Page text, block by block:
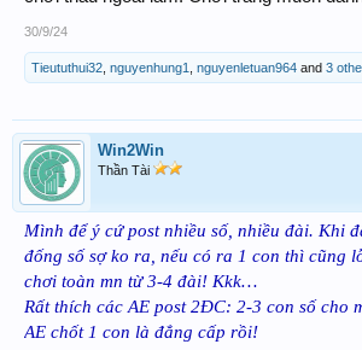
30/9/24
Tieututhui32 nguyenhung1 nguyenletuan964 and 3
Win2Win
Thần Tài
Mình để ý cứ post nhiều số, nhiều đài. Khi
đống số sợ ko ra, nếu có ra 1 con thì cũng
chơi toàn mn từ 3-4 đài! Kkk…
Rất thích các AE post 2ĐC: 2-3 con số cho
AE chốt 1 con là đẳng cấp rồi!